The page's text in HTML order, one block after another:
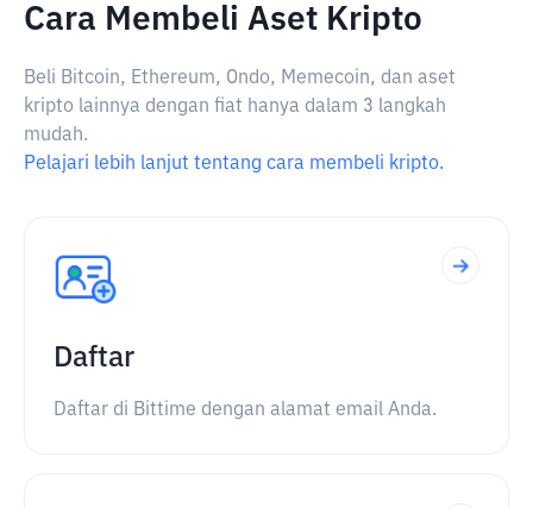
Cara Membeli Aset Kripto
Beli Bitcoin, Ethereum, Ondo, Memecoin, dan aset
kripto lainnya dengan fiat hanya dalam 3 langkah
mudah.
Pelajari lebih lanjut tentang cara membeli kripto.
Daftar
Daftar di Bittime dengan alamat email Anda.